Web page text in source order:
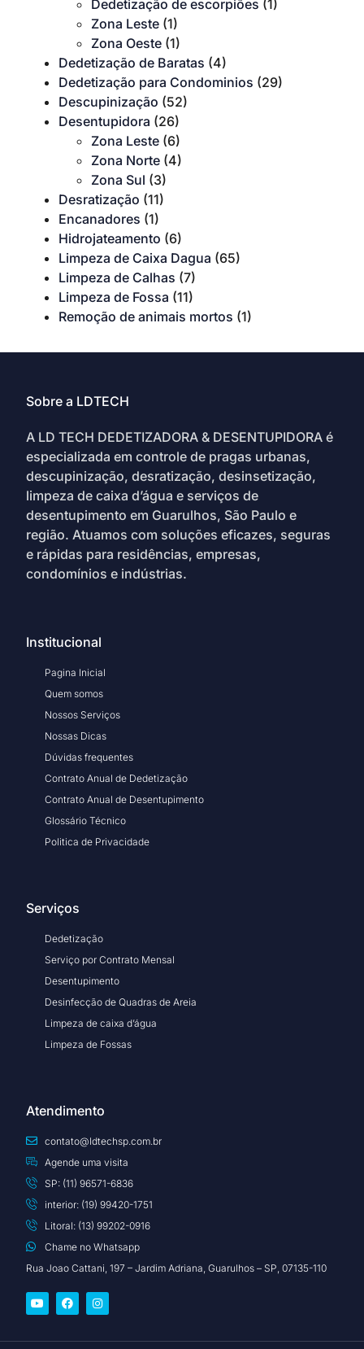
Dedetização de escorpiões (1)
Zona Leste (1)
Zona Oeste (1)
Dedetização de Baratas (4)
Dedetização para Condominios (29)
Descupinização (52)
Desentupidora (26)
Zona Leste (6)
Zona Norte (4)
Zona Sul (3)
Desratização (11)
Encanadores (1)
Hidrojateamento (6)
Limpeza de Caixa Dagua (65)
Limpeza de Calhas (7)
Limpeza de Fossa (11)
Remoção de animais mortos (1)
Sobre a LDTECH
A LD TECH DEDETIZADORA & DESENTUPIDORA é
especializada em controle de pragas urbanas,
descupinização, desratização, desinsetização,
limpeza de caixa d’água e serviços de
desentupimento em Guarulhos, São Paulo e
região. Atuamos com soluções eficazes, seguras
e rápidas para residências, empresas,
condomínios e indústrias.
Institucional
Pagina Inicial
Quem somos
Nossos Serviços
Nossas Dicas
Dúvidas frequentes
Contrato Anual de Dedetização
Contrato Anual de Desentupimento
Glossário Técnico
Politica de Privacidade
Serviços
Dedetização
Serviço por Contrato Mensal
Desentupimento
Desinfecção de Quadras de Areia
Limpeza de caixa d’água
Limpeza de Fossas
Atendimento
contato@ldtechsp.com.br
Agende uma visita
SP: (11) 96571-6836
interior: (19) 99420-1751
Litoral: (13) 99202-0916
Chame no Whatsapp
Rua Joao Cattani, 197 – Jardim Adriana, Guarulhos – SP, 07135-110